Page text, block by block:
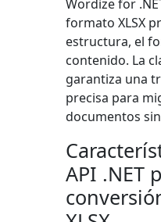
Wordize for
formato XLSX
estructura, el
contenido. La
garantiza una
precisa para
documentos
API .NET